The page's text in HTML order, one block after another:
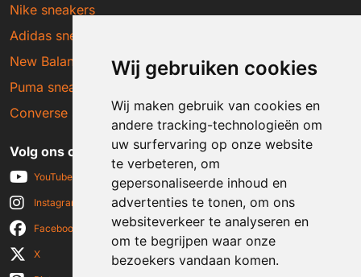
Wij gebruiken cookies
Wij maken gebruik van cookies en
andere tracking-technologieën om
uw surfervaring op onze website
te verbeteren, om
gepersonaliseerde inhoud en
advertenties te tonen, om ons
websiteverkeer te analyseren en
om te begrijpen waar onze
bezoekers vandaan komen.
Nike sneakers
Adidas sneakers
New Balance sneakers
Puma sneakers
Converse sneakers
Volg ons op social media
YouTube
Instagram
Facebook
X